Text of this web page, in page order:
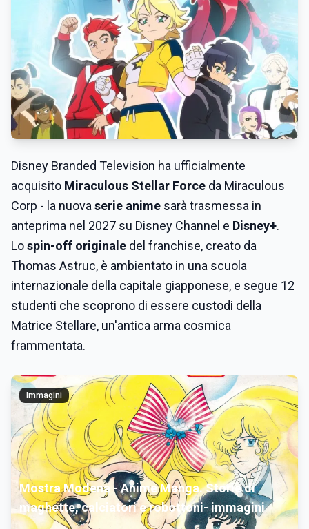
Disney Branded Television ha ufficialmente
acquisito Miraculous Stellar Force da Miraculous
Corp - la nuova serie anime sarà trasmessa in
anteprima nel 2027 su Disney Channel e Disney+.
Lospin-off originale del franchise, creato da
Thomas Astruc, è ambientato in una scuola
internazionale della capitale giapponese, e segue 12
studenti che scoprono di essere custodi della
Matrice Stellare, un'antica arma cosmica
frammentata.
Immagini
Mostra Modena - Anime Manga. Storie di
maghette, calciatori e robottoni- immagini